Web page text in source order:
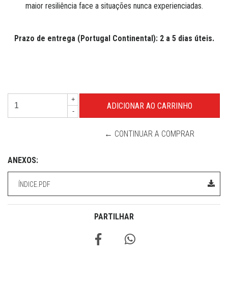
maior resiliência face a situações nunca experienciadas.
Prazo de entrega (Portugal Continental): 2 a 5 dias úteis.
+
-
← CONTINUAR A COMPRAR
ANEXOS:
ÍNDICE.PDF
PARTILHAR